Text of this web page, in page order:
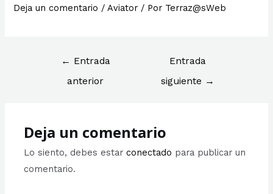
Deja un comentario / Aviator / Por Terraz@sWeb
← Entrada
anterior
Entrada
siguiente →
Deja un comentario
Lo siento, debes estarconectado para publicar un
comentario.